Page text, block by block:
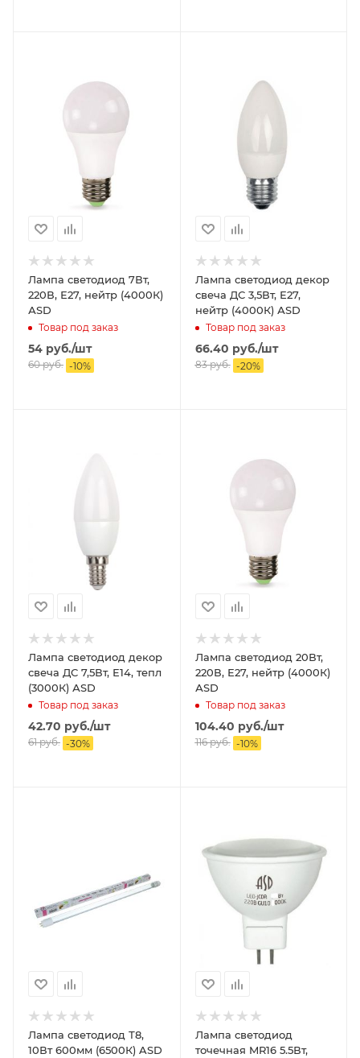
Лампа светодиод 7Вт,
220В, Е27, нейтр (4000К)
АSD
Товар под заказ
54 руб./шт
60руб. -10%
Лампа светодиод декор
свеча ДС 3,5Вт, Е27,
нейтр (4000К) АSD
Товар под заказ
66.40 руб./шт
83руб. -20%
Лампа светодиод декор
свеча ДС 7,5Вт, Е14, тепл
(3000К) АSD
Товар под заказ
42.70 руб./шт
61руб. -30%
Лампа светодиод 20Вт,
220В, Е27, нейтр (4000К)
АSD
Товар под заказ
104.40 руб./шт
116руб. -10%
Лампа светодиод Т8,
10Вт 600мм (6500К) ASD
Лампа светодиод
точечная MR16 5.5Вт,